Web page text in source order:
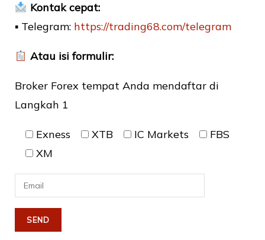
Kontak cepat:
▪ Telegram: https://trading68.com/telegram
Atau isi formulir:
Broker Forex tempat Anda mendaftar di
Langkah 1
Exness XTB IC Markets
FBS
XM